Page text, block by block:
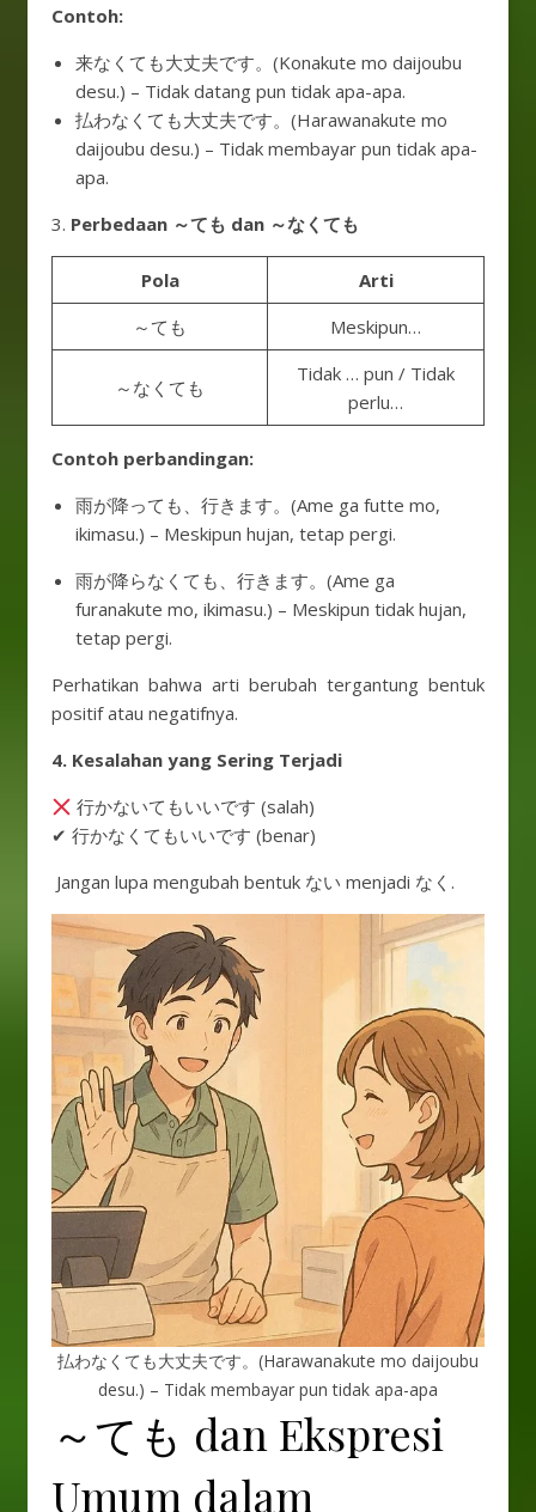
Contoh:
来なくても大丈夫です。(Konakute mo daijoubu
desu.) – Tidak datang pun tidak apa-apa.
払わなくても大丈夫です。(Harawanakute mo
daijoubu desu.) – Tidak membayar pun tidak apa-
apa.
3. Perbedaan ～ても dan ～なくても
Pola
Arti
～ても
Meskipun…
～なくても
Tidak … pun / Tidak
perlu…
Contoh perbandingan:
雨が降っても、行きます。(Ame ga futte mo,
ikimasu.) – Meskipun hujan, tetap pergi.
雨が降らなくても、行きます。(Ame ga
furanakute mo, ikimasu.) – Meskipun tidak hujan,
tetap pergi.
Perhatikan bahwa arti berubah tergantung bentuk
positif atau negatifnya.
4. Kesalahan yang Sering Terjadi
行かないてもいいです (salah)
✔ 行かなくてもいいです (benar)
Jangan lupa mengubah bentuk ない menjadi なく.
払わなくても大丈夫です。(Harawanakute mo daijoubu
desu.) – Tidak membayar pun tidak apa-apa
～ても dan Ekspresi
Umum dalam